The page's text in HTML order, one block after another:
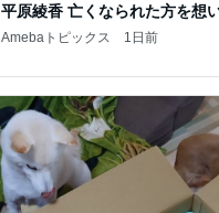
平原綾香 亡くなられた方を想
Amebaトピックス 1日前